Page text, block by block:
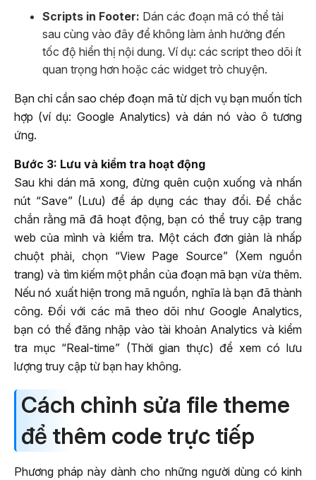
Scripts in Footer: Dán các đoạn mã có thể tải
sau cùng vào đây để không làm ảnh hưởng đến
tốc độ hiển thị nội dung. Ví dụ: các script theo dõi ít
quan trọng hơn hoặc các widget trò chuyện.
Bạn chỉ cần sao chép đoạn mã từ dịch vụ bạn muốn tích
hợp (ví dụ: Google Analytics) và dán nó vào ô tương
ứng.
Bước 3: Lưu và kiểm tra hoạt động
Sau khi dán mã xong, đừng quên cuộn xuống và nhấn
nút “Save” (Lưu) để áp dụng các thay đổi. Để chắc
chắn rằng mã đã hoạt động, bạn có thể truy cập trang
web của mình và kiểm tra. Một cách đơn giản là nhấp
chuột phải, chọn “View Page Source” (Xem nguồn
trang) và tìm kiếm một phần của đoạn mã bạn vừa thêm.
Nếu nó xuất hiện trong mã nguồn, nghĩa là bạn đã thành
công. Đối với các mã theo dõi như Google Analytics,
bạn có thể đăng nhập vào tài khoản Analytics và kiểm
tra mục “Real-time” (Thời gian thực) để xem có lưu
lượng truy cập từ bạn hay không.
Cách chỉnh sửa file theme
để thêm code trực tiếp
Phương pháp này dành cho những người dùng có kinh